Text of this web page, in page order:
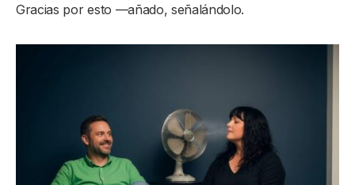
Gracias por esto —añado, señalándolo.